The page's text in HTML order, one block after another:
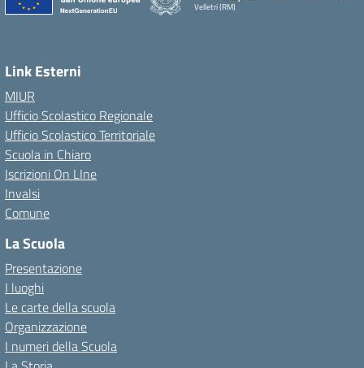
Velletri (RM)
Link Esterni
MIUR
Ufficio Scolastico Regionale
Ufficio Scolastico Territoriale
Scuola in Chiaro
Iscrizioni On LIne
Invalsi
Comune
La Scuola
Presentazione
I luoghi
Le carte della scuola
Organizzazione
I numeri della Scuola